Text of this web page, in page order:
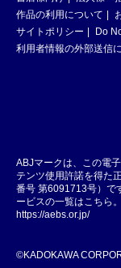
作品の利用について
サイトポリシー
Do
利用者情報の外部送信
ABJマークは、この電
テンツ使用許諾を得た
番号 第6091713号）で
ービスの一覧はこちら。
https://aebs.or.jp/
©KADOKAWA